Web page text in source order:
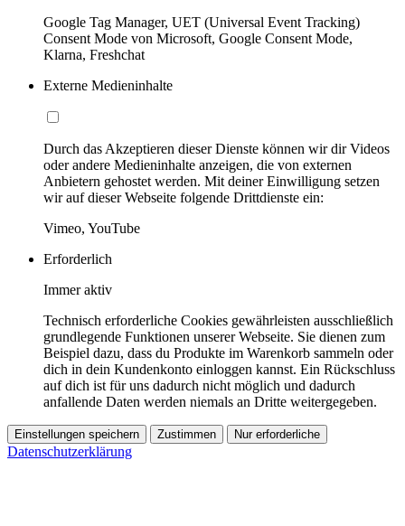
Google Tag Manager, UET (Universal Event Tracking)
Consent Mode von Microsoft, Google Consent Mode,
Klarna, Freshchat
Externe Medieninhalte
Durch das Akzeptieren dieser Dienste können wir dir Videos
oder andere Medieninhalte anzeigen, die von externen
Anbietern gehostet werden. Mit deiner Einwilligung setzen
wir auf dieser Webseite folgende Drittdienste ein:
Vimeo, YouTube
Erforderlich
Immer aktiv
Technisch erforderliche Cookies gewährleisten ausschließlich
grundlegende Funktionen unserer Webseite. Sie dienen zum
Beispiel dazu, dass du Produkte im Warenkorb sammeln oder
dich in dein Kundenkonto einloggen kannst. Ein Rückschluss
auf dich ist für uns dadurch nicht möglich und dadurch
anfallende Daten werden niemals an Dritte weitergegeben.
Einstellungen speichern Zustimmen Nur erforderliche
Datenschutzerklärung